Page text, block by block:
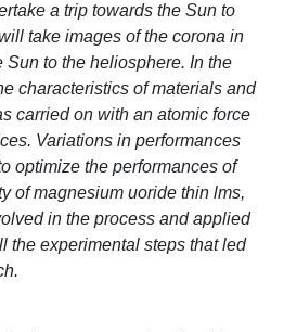
a trip towards the Sun to
take images of the corona in
to the heliosphere. In the
characteristics of materials and
carried on with an atomic force
Variations in performances
optimize the performances of
of magnesium uoride thin lms,
in the process and applied
the experimental steps that led